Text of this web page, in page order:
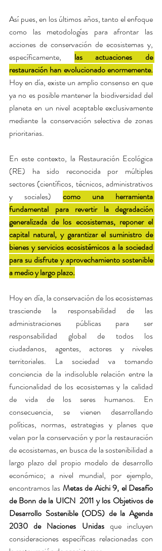
Así pues, en los últimos años, tanto el enfoque
como las metodologías para afrontar las
acciones de conservación de ecosistemas y,
específicamente, las actuaciones de
restauración han evolucionado enormemente.
Hoy en día, existe un amplio consenso en que
ya no es posible mantener la biodiversidad del
planeta en un nivel aceptable exclusivamente
mediante la conservación selectiva de zonas
prioritarias.
En este contexto, la Restauración Ecológica
(RE) ha sido reconocida por múltiples
sectores (científicos, técnicos, administrativos
y sociales) como una herramienta
fundamental para revertir la degradación
generalizada de los ecosistemas, reponer el
capital natural, y garantizar el suministro de
bienes y servicios ecosistémicos a la sociedad
para su disfrute y aprovechamiento sostenible
a medio y largo plazo.
Hoy en día, la conservación de los ecosistemas
trasciende la responsabilidad de las
administraciones públicas para ser
responsabilidad global de todos los
ciudadanos, agentes, actores y niveles
territoriales. La sociedad va tomando
conciencia de la indisoluble relación entre la
funcionalidad de los ecosistemas y la calidad
de vida de los seres humanos. En
consecuencia, se vienen desarrollando
políticas, normas, estrategias y planes que
velan por la conservación y por la restauración
de ecosistemas, en busca de la sostenibilidad a
largo plazo del propio modelo de desarrollo
económico; a nivel mundial, por ejemplo,
encontramos las Metas de Aichi 9, el Desafío
de Bonn de la UICN  2011 y los Objetivos de
Desarrollo Sostenible (ODS) de la Agenda
2030 de Naciones Unidas que incluyen
consideraciones específicas relacionadas con
Powered by
InnoTech Apps